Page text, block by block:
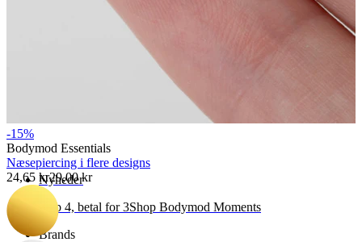
14K guldsmykker
Shop titanium
Nyheder
Køb 4, betal for 3Shop Bodymod Moments
Brands
-15%
Bodymod Essentials
Næsepiercing i flere designs
24,65 kr29,00 kr